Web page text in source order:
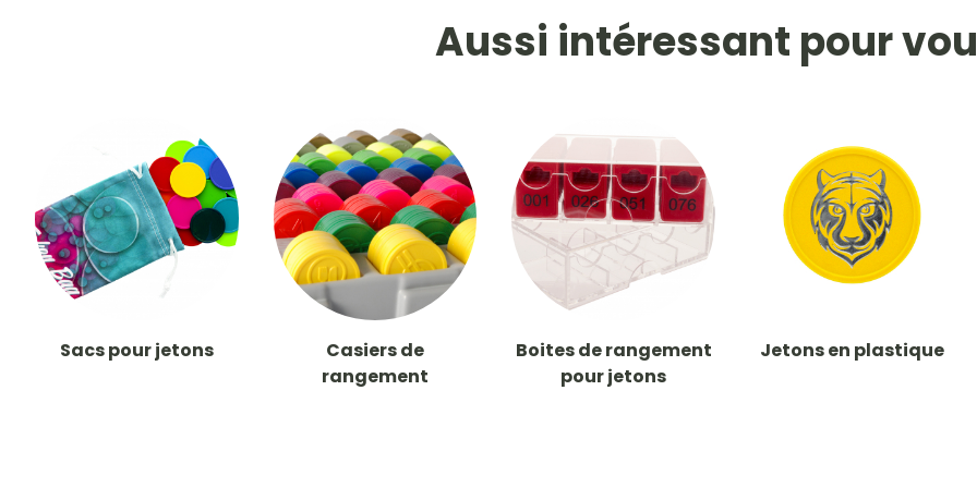
Aussi intéressant pour
Sacs pour jetons
Casiers de
rangement
Boites de rangement
pour jetons
Jetons en plastique